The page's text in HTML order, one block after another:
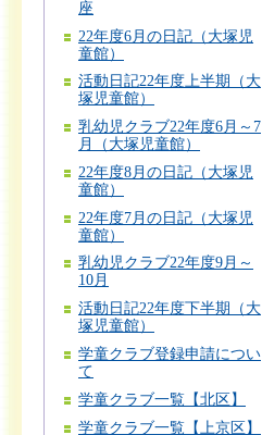
座
22年度6月の日記（大塚児
童館）
活動日記22年度上半期（大
塚児童館）
乳幼児クラブ22年度6月～7
月（大塚児童館）
22年度8月の日記（大塚児
童館）
22年度7月の日記（大塚児
童館）
乳幼児クラブ22年度9月～
10月
活動日記22年度下半期（大
塚児童館）
学童クラブ登録申請につい
て
学童クラブ一覧【北区】
学童クラブ一覧【上京区】